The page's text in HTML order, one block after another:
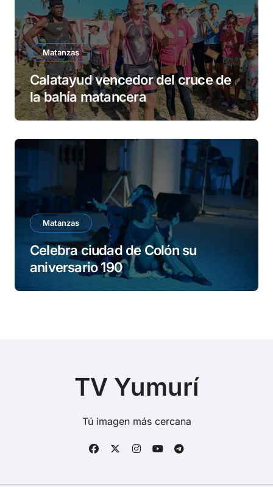
Matanzas
Calatayud vencedor del cruce de
la bahía matancera
Matanzas
Celebra ciudad de Colón su
aniversario 190
TV Yumurí
Tú imagen más cercana